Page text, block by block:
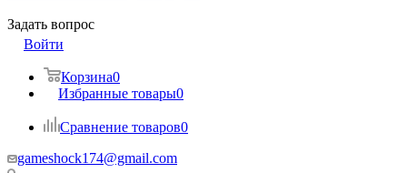
Задать вопрос
Войти
Корзина0
Избранные товары0
Сравнение товаров0
gameshock174@gmail.com